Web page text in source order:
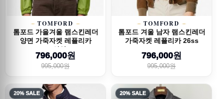
TOMFORD
톰포드 가을겨울 램스킨레더
양면 가죽자켓 레플리카
26신상
796,000원
995,000원
TOMFORD
톰포드 겨울 남자 램스킨레더
가죽자켓 레플리카 26ss
796,000원
995,000원
20% SALE 20% SALE